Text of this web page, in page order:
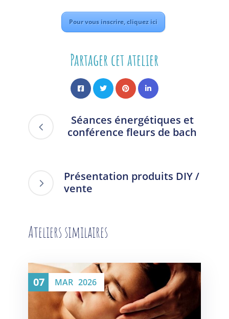
Pour vous inscrire, cliquez ici
Partager cet atelier
Séances énergétiques et
conférence fleurs de bach
Présentation produits DIY /
vente
Ateliers similaires
07 MAR 2026